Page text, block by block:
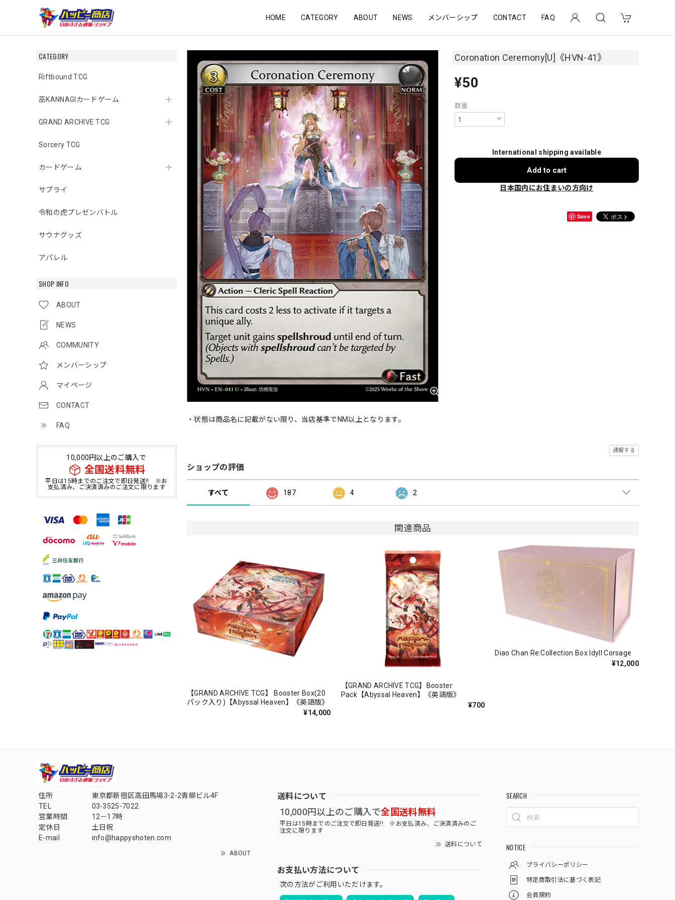
HOME CATEGORY ABOUT NEWS メンバーシップ CONTACT FAQ
CATEGORY
Riftbound TCG
巫KANNAGIカードゲーム
GRAND ARCHIVE TCG
Sorcery TCG
カードゲーム
サプライ
令和の虎プレゼンバトル
サウナグッズ
アパレル
SHOP INFO
ABOUT
NEWS
COMMUNITY
メンバーシップ
マイページ
CONTACT
FAQ
10,000円以上のご購入で
全国送料無料
平日は15時までのご注文で即日発送!! ※お
支払済み、ご決済済みのご注文に限ります
Coronation Ceremony[U]《HVN-41》
¥50
数量
International shipping available
Add to cart
日本国内にお住まいの方向け
Save
・状態は商品名に記載がない限り、当店基準でNM以上となります。
通報する
ショップの評価
すべて 187 4 2
関連商品
【GRAND ARCHIVE TCG】 Booster Box(20
パック入り)【Abyssal Heaven】《英語版》
¥14,000
【GRAND ARCHIVE TCG】Booster
Pack【Abyssal Heaven】《英語版》
¥700
Diao Chan Re:Collection Box Idyll Corsage
¥12,000
住所
東京都新宿区高田馬場3-2-2青柳ビル4F
TEL
03-3525-7022
営業時間
12－17時
定休日
土日祝
E-mail
info@happyshoten.com
ABOUT
送料について
10,000円以上のご購入で全国送料無料
平日は15時までのご注文で即日発送!! ※お支払済み、ご決済済みのご
注文に限ります
送料について
お支払い方法について
次の方法がご利用いただけます。
SEARCH
NOTICE
プライバシーポリシー
特定商取引法に基づく表記
会員規約